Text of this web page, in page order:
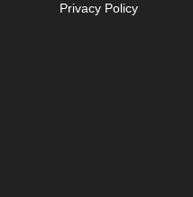
Privacy Policy